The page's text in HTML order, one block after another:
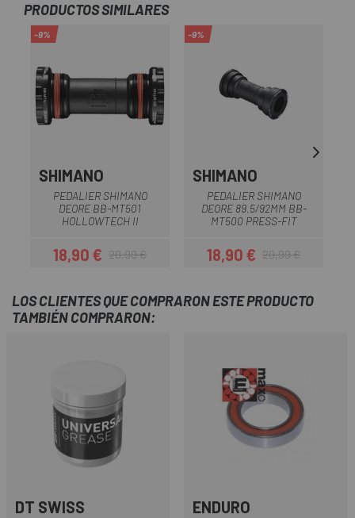
PRODUCTOS SIMILARES
-9%
SHIMANO
PEDALIER SHIMANO
DEORE BB-MT501
HOLLOWTECH II
Precio
18,90 €Precio regular
20,99 €
-9%
SHIMANO
PEDALIER SHIMANO
DEORE 89.5/92MM BB-
MT500 PRESS-FIT
Precio
18,90 €Precio regular
20,99 €
LOS CLIENTES QUE COMPRARON ESTE PRODUCTO
TAMBIÉN COMPRARON:
DT SWISS ENDURO